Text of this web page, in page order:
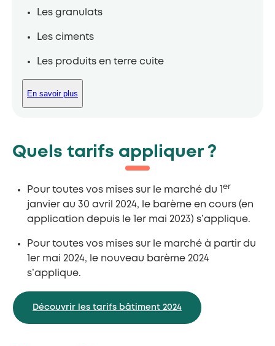
Les granulats
Les ciments
Les produits en terre cuite
En savoir plus
Quels tarifs appliquer ?
Pour toutes vos mises sur le marché du 1 er
janvier au 30 avril 2024, le barème en cours (en
application depuis le 1er mai 2023) s’applique.
Pour toutes vos mises sur le marché à partir du
1er mai 2024, le nouveau barème 2024
s’applique.
Découvrir les tarifs bâtiment 2024